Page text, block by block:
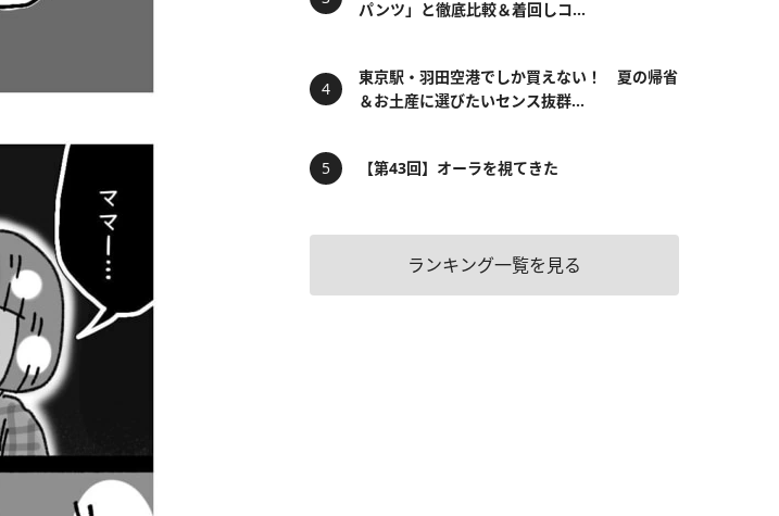
パンツ」と徹底比較＆着回しコ...
東京駅・羽田空港でしか買えない！ 夏の帰省
＆お土産に選びたいセンス抜群...
【第43回】オーラを視てきた
ランキング一覧を見る